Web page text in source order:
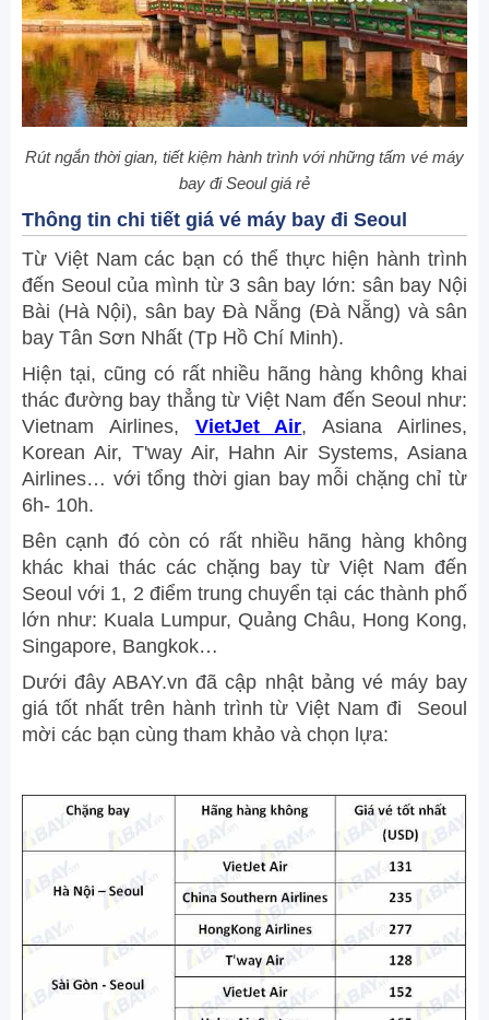
Rút ngắn thời gian, tiết kiệm hành trình với những tấm vé máy
bay đi Seoul giá rẻ
Thông tin chi tiết giá vé máy bay đi Seoul
Từ Việt Nam các bạn có thể thực hiện hành trình
đến Seoul của mình từ 3 sân bay lớn: sân bay Nội
Bài (Hà Nội), sân bay Đà Nẵng (Đà Nẵng) và sân
bay Tân Sơn Nhất (Tp Hồ Chí Minh).
Hiện tại, cũng có rất nhiều hãng hàng không khai
thác đường bay thẳng từ Việt Nam đến Seoul như:
Vietnam Airlines, VietJet Air, Asiana Airlines,
Korean Air, T'way Air, Hahn Air Systems, Asiana
Airlines… với tổng thời gian bay mỗi chặng chỉ từ
6h- 10h.
Bên cạnh đó còn có rất nhiều hãng hàng không
khác khai thác các chặng bay từ Việt Nam đến
Seoul với 1, 2 điểm trung chuyển tại các thành phố
lớn như: Kuala Lumpur, Quảng Châu, Hong Kong,
Singapore, Bangkok…
Dưới đây ABAY.vn đã cập nhật bảng vé máy bay
giá tốt nhất trên hành trình từ Việt Nam đi Seoul
mời các bạn cùng tham khảo và chọn lựa: